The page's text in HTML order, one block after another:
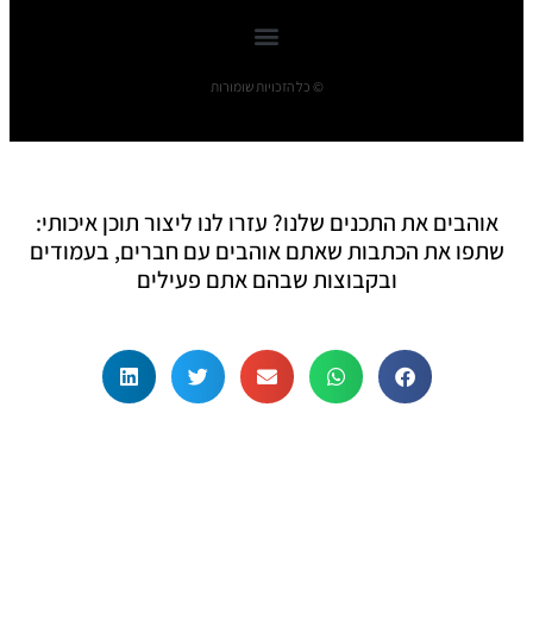
© כל הזכויות שומורות
אוהבים את התכנים שלנו? עזרו לנו ליצור תוכן איכותי:
שתפו את הכתבות שאתם אוהבים עם חברים, בעמודים
ובקבוצות שבהם אתם פעילים